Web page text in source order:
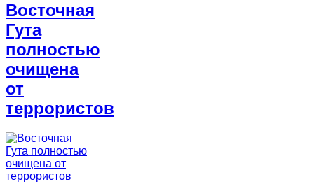
Восточная
Гута
полностью
очищена
от
террористов